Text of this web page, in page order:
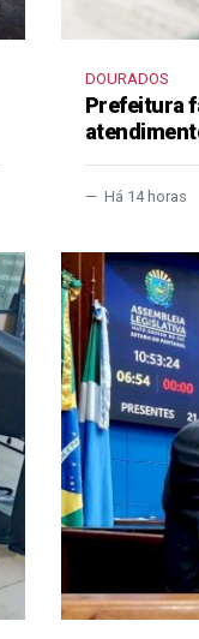
DOURADOS
Prefeitura
Há 14 horas